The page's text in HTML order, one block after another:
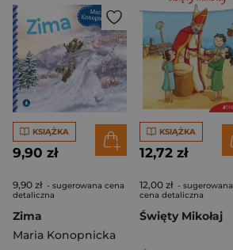
KSIĄŻKA
9,90 zł
9,90 zł - sugerowana cena
detaliczna
Zima
Maria Konopnicka
KSIĄŻKA
12,72 zł
12,00 zł - sugerowana
cena detaliczna
Święty Mikołaj